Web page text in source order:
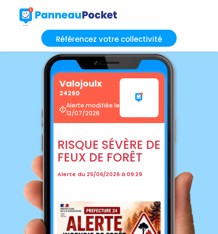
Référencez votre collectivité
Valojoulx
24290
Alerte modifiée le
13/07/2026
RISQUE SÉVÈRE DE
FEUX DE FORÊT
Alerte du 25/06/2026 à 09:29